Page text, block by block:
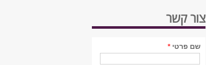
צור קשר
שם פרטי*